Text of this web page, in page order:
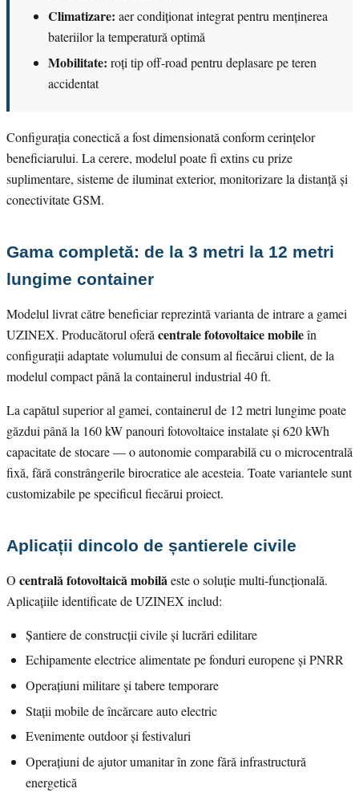
Climatizare: aer condiționat integrat pentru menținerea
bateriilor la temperatură optimă
Mobilitate: roți tip off-road pentru deplasare pe teren
accidentat
Configurația conectică a fost dimensionată conform cerințelor
beneficiarului. La cerere, modelul poate fi extins cu prize
suplimentare, sisteme de iluminat exterior, monitorizare la distanță și
conectivitate GSM.
Gama completă: de la 3 metri la 12 metri
lungime container
Modelul livrat către beneficiar reprezintă varianta de intrare a gamei
UZINEX. Producătorul oferă centrale fotovoltaice mobileîn
configurații adaptate volumului de consum al fiecărui client, de la
modelul compact până la containerul industrial 40 ft.
La capătul superior al gamei, containerul de 12 metri lungime poate
găzdui până la 160 kW panouri fotovoltaice instalate și 620 kWh
capacitate de stocare — o autonomie comparabilă cu o microcentrală
fixă, fără constrângerile birocratice ale acesteia. Toate variantele sunt
customizabile pe specificul fiecărui proiect.
Aplicații dincolo de șantierele civile
O centrală fotovoltaică mobilăeste o soluție multi-funcțională.
Aplicațiile identificate de UZINEX includ:
Șantiere de construcții civile și lucrări edilitare
Echipamente electrice alimentate pe fonduri europene și PNRR
Operațiuni militare și tabere temporare
Stații mobile de încărcare auto electric
Evenimente outdoor și festivaluri
Operațiuni de ajutor umanitar în zone fără infrastructură
energetică